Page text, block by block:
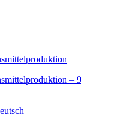
– 9